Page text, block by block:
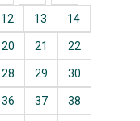
12 13 14
20 21 22
28 29 30
36 37 38